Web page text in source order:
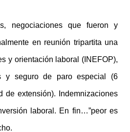
negociaciones que fueron y
en reunión tripartita una
y orientación laboral (INEFOP),
y seguro de paro especial (6
de extensión). Indemnizaciones
laboral. En fin…”peor es